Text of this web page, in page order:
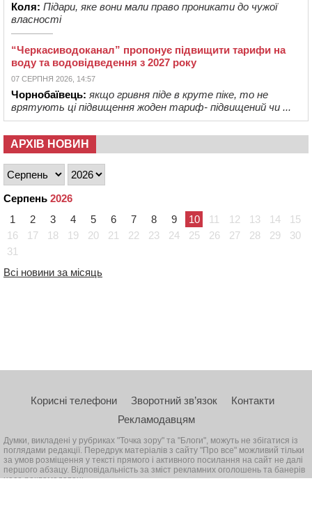
Коля: Підари, яке вони мали право проникати до чужої
власності
“Черкасиводоканал” пропонує підвищити тарифи на
воду та водовідведення з 2027 року
07 СЕРПНЯ 2026, 14:57
Чорнобаївець: якщо гривня піде в круте піке, то не
врятують ці підвищення жоден тариф- підвищений чи ...
АРХІВ НОВИН
Серпень 2026
1
2 3 4 5 6 7 8 9 10 11 12 13 14
15
16
17 18 19 20 21 22 23 24 25 26 27 28 29
30
31
Всі новини за місяць
Корисні телефони Зворотний зв’язок
Контакти
Рекламодавцям
Думки, викладені у рубриках "Точка зору" та "Блоги", можуть не збігатися із
поглядами редакції. Передрук матеріалів з сайту "Про все" можливий тільки
за умов розміщення у тексті прямого і активного посилання на сайт не далі
першого абзацу. Відповідальність за зміст рекламних оголошень та банерів
несе рекламодавець